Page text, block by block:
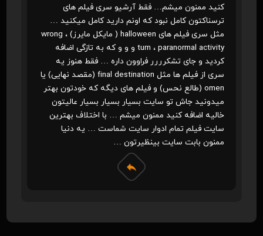
کنید ممنون میشم… فقط آرشیو سری فیلم های
ترسناکتون کامل نبود که اونم دارید کامل میکنید …
مثل سری فیلم های halloween ( مایکل مایرز) ، wrong
turn ، paranormal activity و و و که به تازگی اضافه
کردید و جای تشکرررر فراوون داره … فقط هنوز یه
سری از فیلم ها مثل final destination (مقصد نهایی) یا
omen (طالع نحس) و فیلم های دیگه که خودتون بهتر
میدونید جاش تو سایت بسیار بسیار بسیار عالیتون
خالیه اضافه کنید ممنون میشم … با اختلاف بهترین
سایت فیلم تمام ادوار سایت شماست … یه دنیا
ممنون بابت سایت بینظیرتون …